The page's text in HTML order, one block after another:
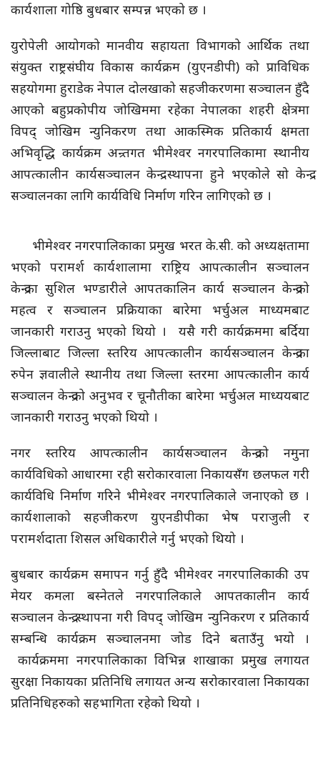
कार्यशाला गोष्ठि बुधबार सम्पन्न भएको छ ।
युरोपेली आयोगको मानवीय सहायता विभागको आर्थिक तथा
संयुक्त राष्ट्रसंघीय विकास कार्यक्रम (युएनडीपी) को प्राविधिक
सहयोगमा हुराडेक नेपाल दोलखाको सहजीकरणमा सञ्चालन हुँदै
आएको बहुप्रकोपीय जोखिममा रहेका नेपालका शहरी क्षेत्रमा
विपद् जोखिम न्युनिकरण तथा आकस्मिक प्रतिकार्य क्षमता
अभिवृद्धि कार्यक्रम अन्र्तगत भीमेश्वर नगरपालिकामा स्थानीय
आपत्कालीन कार्यसञ्चालन केन्द्र स्थापना हुने भएकोले सो केन्द्र
सञ्चालनका लागि कार्यविधि निर्माण गरिन लागिएको छ ।
भीमेश्वर नगरपालिकाका प्रमुख भरत के.सी. को अध्यक्षतामा
भएको परामर्श कार्यशालामा राष्ट्रिय आपत्कालीन सञ्चालन
केन्द्रका सुशिल भण्डारीले आपतकालिन कार्य सञ्चालन केन्द्रको
महत्व र सञ्चालन प्रक्रियाका बारेमा भर्चुअल माध्यमबाट
जानकारी गराउनु भएको थियो । यसै गरी कार्यक्रममा बर्दिया
जिल्लाबाट जिल्ला स्तरिय आपत्कालीन कार्यसञ्चालन केन्द्रका
रुपेन ज्ञवालीले स्थानीय तथा जिल्ला स्तरमा आपत्कालीन कार्य
सञ्चालन केन्द्रको अनुभव र चूनौतीका बारेमा भर्चुअल माध्ययबाट
जानकारी गराउनु भएको थियो ।
नगर स्तरिय आपत्कालीन कार्यसञ्चालन केन्द्रको नमुना
कार्यविधिको आधारमा रही सरोकारवाला निकायसँग छलफल गरी
कार्यविधि निर्माण गरिने भीमेश्वर नगरपालिकाले जनाएको छ ।
कार्यशालाको सहजीकरण युएनडीपीका भेष पराजुली र
परामर्शदाता शिसल अधिकारीले गर्नु भएको थियो ।
बुधबार कार्यक्रम समापन गर्नु हुँदै भीमेश्वर नगरपालिकाकी उप
मेयर कमला बस्नेतले नगरपालिकाले आपतकालीन कार्य
सञ्चालन केन्द्र स्थापना गरी विपद् जोखिम न्युनिकरण र प्रतिकार्य
सम्बन्धि कार्यक्रम सञ्चालनमा जोड दिने बताउँनु भयो ।
कार्यक्रममा नगरपालिकाका विभिन्न शाखाका प्रमुख लगायत
सुरक्षा निकायका प्रतिनिधि लगायत अन्य सरोकारवाला निकायका
प्रतिनिधिहरुको सहभागिता रहेको थियो ।